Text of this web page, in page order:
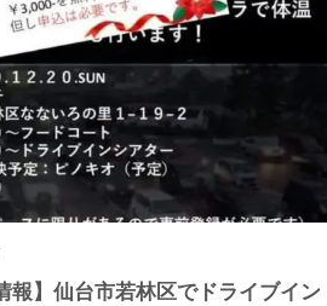
報】仙台市若林区でドライブイン